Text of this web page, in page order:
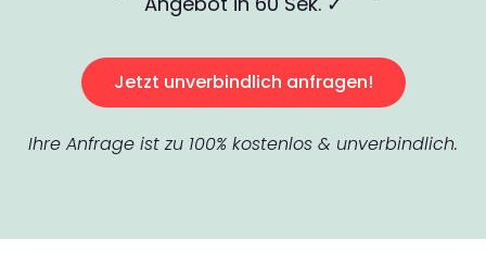
Jetzt unverbindlich anfragen!
Ihre Anfrage ist zu 100% kostenlos & unverbindlich.